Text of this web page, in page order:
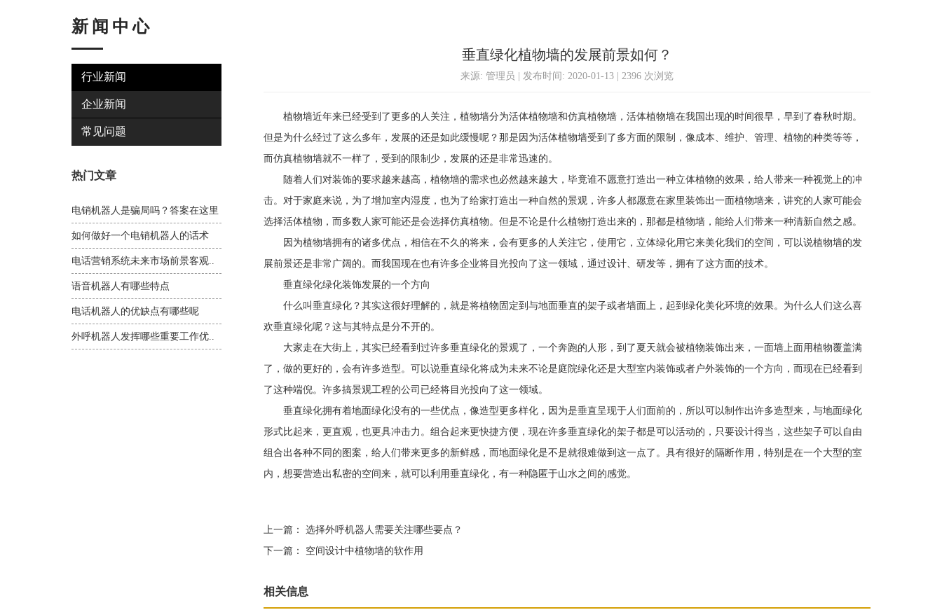
新闻中心
行业新闻
企业新闻
常见问题
热门文章
电销机器人是骗局吗？答案在这里
如何做好一个电销机器人的话术
电话营销系统未来市场前景客观..
语音机器人有哪些特点
电话机器人的优缺点有哪些呢
外呼机器人发挥哪些重要工作优..
垂直绿化植物墙的发展前景如何？
来源: 管理员 | 发布时间: 2020-01-13 | 2396 次浏览
植物墙近年来已经受到了更多的人关注，植物墙分为活体植物墙和仿真植物墙，活体植物墙在我国出现的时间很早，早到了春秋时期。
但是为什么经过了这么多年，发展的还是如此缓慢呢？那是因为活体植物墙受到了多方面的限制，像成本、维护、管理、植物的种类等等，
而仿真植物墙就不一样了，受到的限制少，发展的还是非常迅速的。
随着人们对装饰的要求越来越高，植物墙的需求也必然越来越大，毕竟谁不愿意打造出一种立体植物的效果，给人带来一种视觉上的冲
击。对于家庭来说，为了增加室内湿度，也为了给家打造出一种自然的景观，许多人都愿意在家里装饰出一面植物墙来，讲究的人家可能会
选择活体植物，而多数人家可能还是会选择仿真植物。但是不论是什么植物打造出来的，那都是植物墙，能给人们带来一种清新自然之感。
因为植物墙拥有的诸多优点，相信在不久的将来，会有更多的人关注它，使用它，立体绿化用它来美化我们的空间，可以说植物墙的发
展前景还是非常广阔的。而我国现在也有许多企业将目光投向了这一领域，通过设计、研发等，拥有了这方面的技术。
垂直绿化绿化装饰发展的一个方向
什么叫垂直绿化？其实这很好理解的，就是将植物固定到与地面垂直的架子或者墙面上，起到绿化美化环境的效果。为什么人们这么喜
欢垂直绿化呢？这与其特点是分不开的。
大家走在大街上，其实已经看到过许多垂直绿化的景观了，一个奔跑的人形，到了夏天就会被植物装饰出来，一面墙上面用植物覆盖满
了，做的更好的，会有许多造型。可以说垂直绿化将成为未来不论是庭院绿化还是大型室内装饰或者户外装饰的一个方向，而现在已经看到
了这种端倪。许多搞景观工程的公司已经将目光投向了这一领域。
垂直绿化拥有着地面绿化没有的一些优点，像造型更多样化，因为是垂直呈现于人们面前的，所以可以制作出许多造型来，与地面绿化
形式比起来，更直观，也更具冲击力。组合起来更快捷方便，现在许多垂直绿化的架子都是可以活动的，只要设计得当，这些架子可以自由
组合出各种不同的图案，给人们带来更多的新鲜感，而地面绿化是不是就很难做到这一点了。具有很好的隔断作用，特别是在一个大型的室
内，想要营造出私密的空间来，就可以利用垂直绿化，有一种隐匿于山水之间的感觉。
上一篇：
选择外呼机器人需要关注哪些要点？
下一篇：
空间设计中植物墙的软作用
相关信息